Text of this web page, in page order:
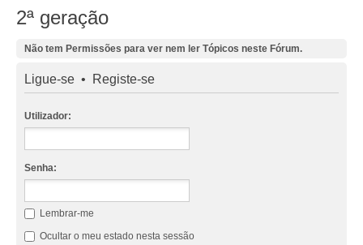
2ª geração
Não tem Permissões para ver nem ler Tópicos neste Fórum.
Ligue-se • Registe-se
Utilizador:
Senha:
Lembrar-me
Ocultar o meu estado nesta sessão